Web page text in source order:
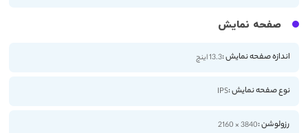
صفحه نمایش
اندازه صفحه نمایش :13.3 اینچ
نوع صفحه نمایش :IPS
رزولوشن :3840 × 2160